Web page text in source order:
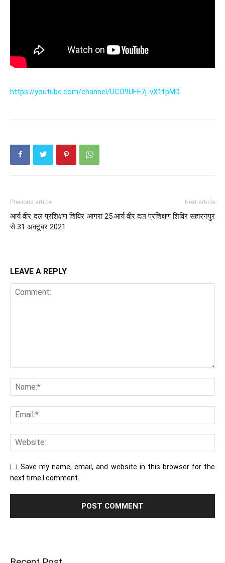
https://youtube.com/channel/UCO9UFE7j-vX1fpMD
Previous article
आर्य वीर दल प्रशिक्षण शिविर आगरा 25
से 31 अक्टूबर 2021
Next article
आर्य वीर दल प्रशिक्षण शिविर सहारनपुर
LEAVE A REPLY
Save my name, email, and website in this browser for the
next time I comment.